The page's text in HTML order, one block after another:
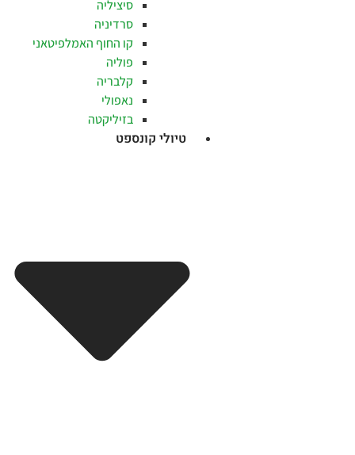
סיציליה
סרדיניה
קו החוף האמלפיטאני
פוליה
קלבריה
נאפולי
בזיליקטה
טיולי קונספט